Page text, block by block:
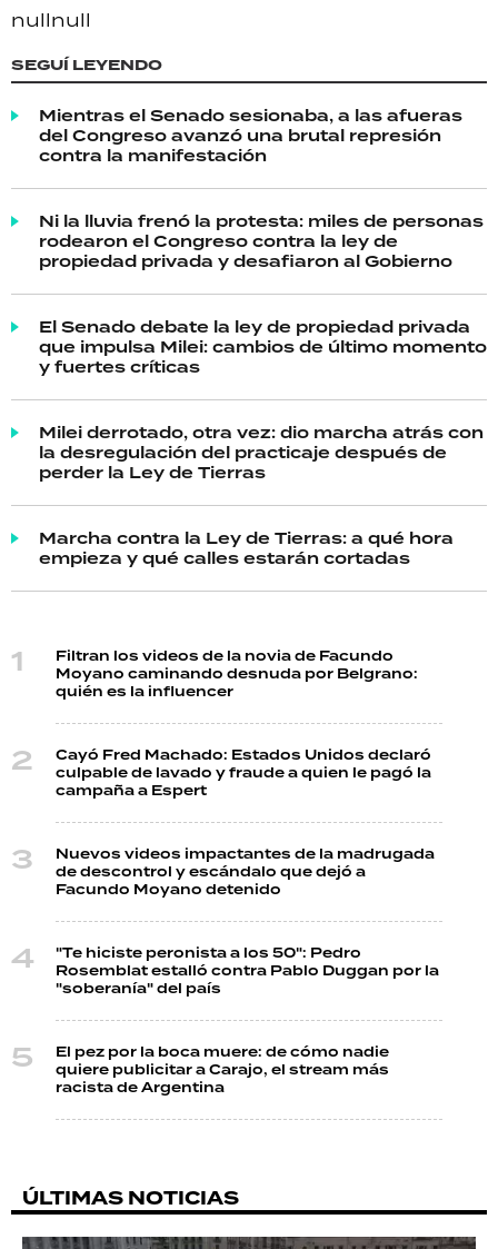
nullnull
SEGUÍ LEYENDO
Mientras el Senado sesionaba, a las afueras
del Congreso avanzó una brutal represión
contra la manifestación
Ni la lluvia frenó la protesta: miles de personas
rodearon el Congreso contra la ley de
propiedad privada y desafiaron al Gobierno
El Senado debate la ley de propiedad privada
que impulsa Milei: cambios de último momento
y fuertes críticas
Milei derrotado, otra vez: dio marcha atrás con
la desregulación del practicaje después de
perder la Ley de Tierras
Marcha contra la Ley de Tierras: a qué hora
empieza y qué calles estarán cortadas
Filtran los videos de la novia de Facundo
Moyano caminando desnuda por Belgrano:
quién es la influencer
Cayó Fred Machado: Estados Unidos declaró
culpable de lavado y fraude a quien le pagó la
campaña a Espert
Nuevos videos impactantes de la madrugada
de descontrol y escándalo que dejó a
Facundo Moyano detenido
"Te hiciste peronista a los 50": Pedro
Rosemblat estalló contra Pablo Duggan por la
"soberanía" del país
El pez por la boca muere: de cómo nadie
quiere publicitar a Carajo, el stream más
racista de Argentina
ÚLTIMAS NOTICIAS